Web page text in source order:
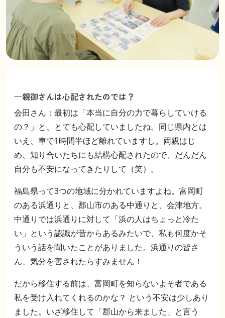
—親御さんは心配されたのでは？
会田さん：最初は「本当に自分の力で暮らしていける
の？」と、とても心配していましたね。同じ県内とは
いえ、車で1時間半ほど離れていますし。両親はじ
め、知り合いたちにも結構心配されたので、だんだん
自分も不安になってきたりして（笑）。
福島県って3つの地域に分かれていますよね。富岡町
のある浜通りと、郡山市のある中通りと、会津地方。
中通りでは浜通りに対して「浜の人はちょっと冷た
い」という認識が昔からあるみたいで、私も何度かそ
ういう話を聞いたことがありました。浜通りの皆さ
ん、気分を害されたらすみません！
だから移住する前は、富岡町を知らないよそ者である
私を受け入れてくれるのかな？ という不安は少しあり
ました。いざ移住して「郡山から来ました」と言う